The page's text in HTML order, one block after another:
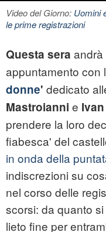
Video del Giorno: Uomini
le prime registrazioni
Questa sera andrà
appuntamento con
donne' dedicato
Mastroianni e
prendere la loro
fiabesca' del
in onda della
indiscrezioni su
nel corso delle
scorsi: da quanto
lieto fine per